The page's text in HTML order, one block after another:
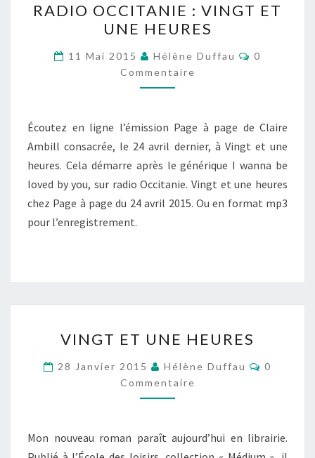
OCCITANIE
:
VINGT
ET
UNE
RADIO OCCITANIE : VINGT ET
UNE HEURES
11 Mai 2015 Hélène Duffau
0
Commentaire
Écoutez en ligne l’émission Page à page de Claire
Ambill consacrée, le 24 avril dernier, à Vingt et une
heures. Cela démarre après le générique I wanna be
loved by you, sur radio Occitanie. Vingt et une heures
chez Page à page du 24 avril 2015. Ou en format mp3
pour l’enregistrement.
ET
UNE
HEURES
VINGT ET UNE HEURES
28 Janvier 2015 Hélène Duffau
0
Commentaire
Mon nouveau roman paraît aujourd’hui en librairie.